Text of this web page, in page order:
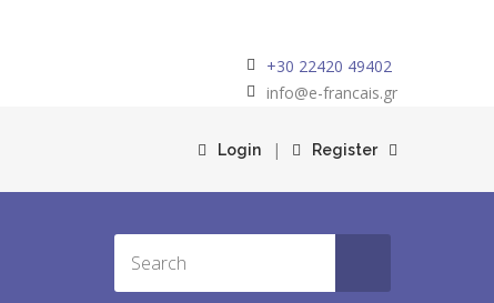
+30 22420 49402
info@e-francais.gr
Login | Register